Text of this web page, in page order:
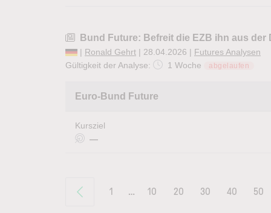
Bund Future: Befreit die EZB ihn aus der
| Ronald Gehrt | 28.04.2026 | Futures Analysen
Gültigkeit der Analyse:
1 Woche abgelaufen
Euro-Bund Future
Kursziel
—
1 … 10 20 30 40 50